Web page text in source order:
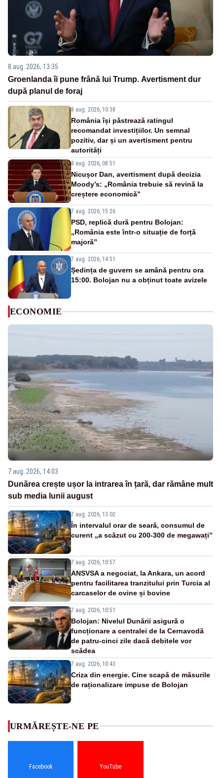
8 aug. 2026, 13:35
Groenlanda îi pune frână lui Trump. Avertisment dur
după planul de foraj
8 aug. 2026, 10:38
România își păstrează ratingul
recomandat investițiilor. Un semnal
pozitiv, dar și un avertisment pentru
autorități
8 aug. 2026, 08:51
Nicușor Dan, avertisment după decizia
Moody’s: „România trebuie să revină la
creștere economică”
7 aug. 2026, 15:26
PSD, replică dură pentru Bolojan:
„România este într-o situație de forță
majoră”
7 aug. 2026, 14:51
Ședința de guvern se amână pentru ora
15:00. Bolojan nu a obținut toate avizele
ECONOMIE
7 aug. 2026, 14:03
Dunărea crește ușor la intrarea în țară, dar rămâne mult
sub media lunii august
7 aug. 2026, 13:02
În intervalul orar de seară, consumul de
curent „a scăzut cu 200-300 de megawați”
7 aug. 2026, 10:57
ANSVSA a negociat, la Ankara, un acord
pentru facilitarea tranzitului prin Turcia al
carcaselor de ovine și bovine
7 aug. 2026, 10:51
Bolojan: Nivelul Dunării asigură o
funcționare a centralei de la Cernavodă
de patru-cinci zile dacă debitele vor
scădea
7 aug. 2026, 10:43
Criza din energie. Cine scapă de măsurile
de raționalizare impuse de Bolojan
URMĂREȘTE-NE PE
Facebook YouTube